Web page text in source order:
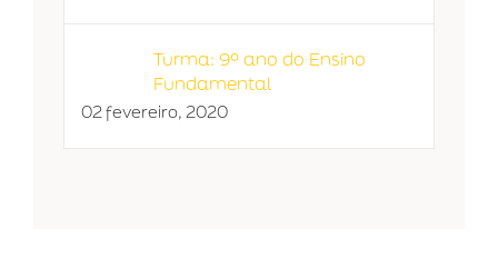
Turma: 9º ano do Ensino
Fundamental
02 fevereiro, 2020